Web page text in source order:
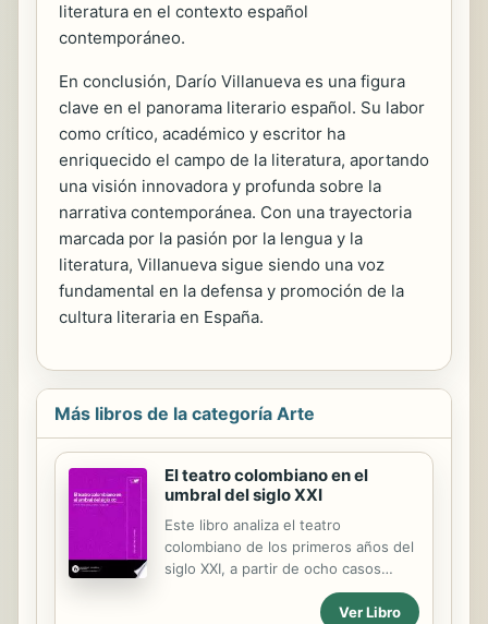
literatura en el contexto español
contemporáneo.
En conclusión, Darío Villanueva es una figura
clave en el panorama literario español. Su labor
como crítico, académico y escritor ha
enriquecido el campo de la literatura, aportando
una visión innovadora y profunda sobre la
narrativa contemporánea. Con una trayectoria
marcada por la pasión por la lengua y la
literatura, Villanueva sigue siendo una voz
fundamental en la defensa y promoción de la
cultura literaria en España.
Más libros de la categoría Arte
El teatro colombiano en el
umbral del siglo XXI
Este libro analiza el teatro
colombiano de los primeros años del
siglo XXI, a partir de ocho casos
representativos que son estudiados
empleando la dramatología,Ver Libro